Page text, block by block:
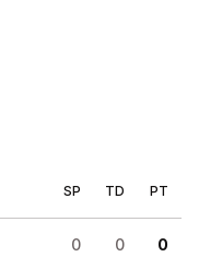
SP TD PT
0 0 0